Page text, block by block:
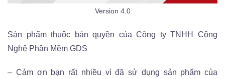
Version 4.0
Sản phẩm thuộc bản quyền của Công ty TNHH Công
Nghệ Phần Mềm GDS
– Cảm ơn bạn rất nhiều vì đã sử dụng sản phẩm của